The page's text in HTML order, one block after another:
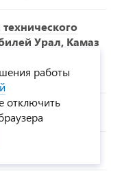
Урал, Камаз
работы
отключить